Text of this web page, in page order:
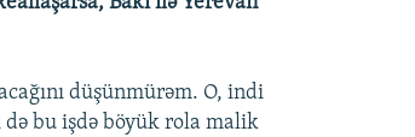
düşünmürəm. O, indi
bu işdə böyük rola malik